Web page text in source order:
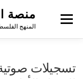
منصة
المنهج
القائمة
تسجيلات